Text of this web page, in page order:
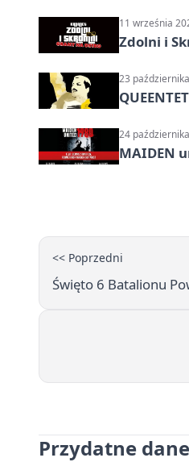
11 września
Zdolni i
23
24
MAIDEN
<< Poprzedni
Święto 6 Batalionu
Przydatne